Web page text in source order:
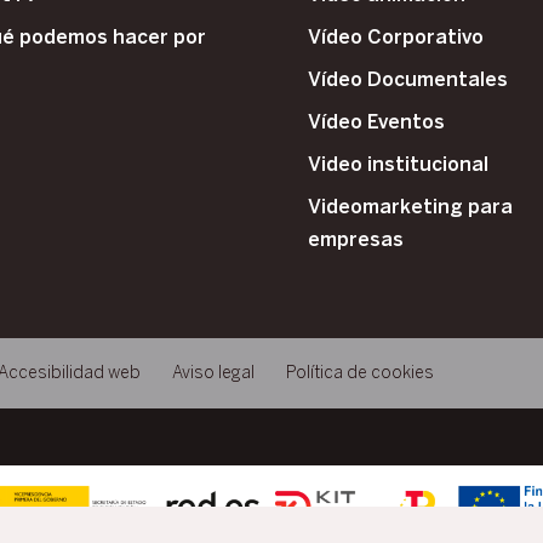
podemos hacer por Vídeo Corporativo
Vídeo Documentales
Vídeo Eventos
Video institucional
Videomarketing para
empresas
web Aviso legal Política de cookies